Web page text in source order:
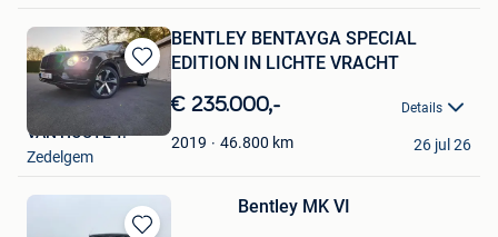
Bewaren
in
Favorieten
BENTLEY BENTAYGA SPECIAL
EDITION IN LICHTE VRACHT
€ 235.000,- Details
2019 46.800 km
VAN HOUTE Y.
Zedelgem
26 jul 26
Bentley MK VI